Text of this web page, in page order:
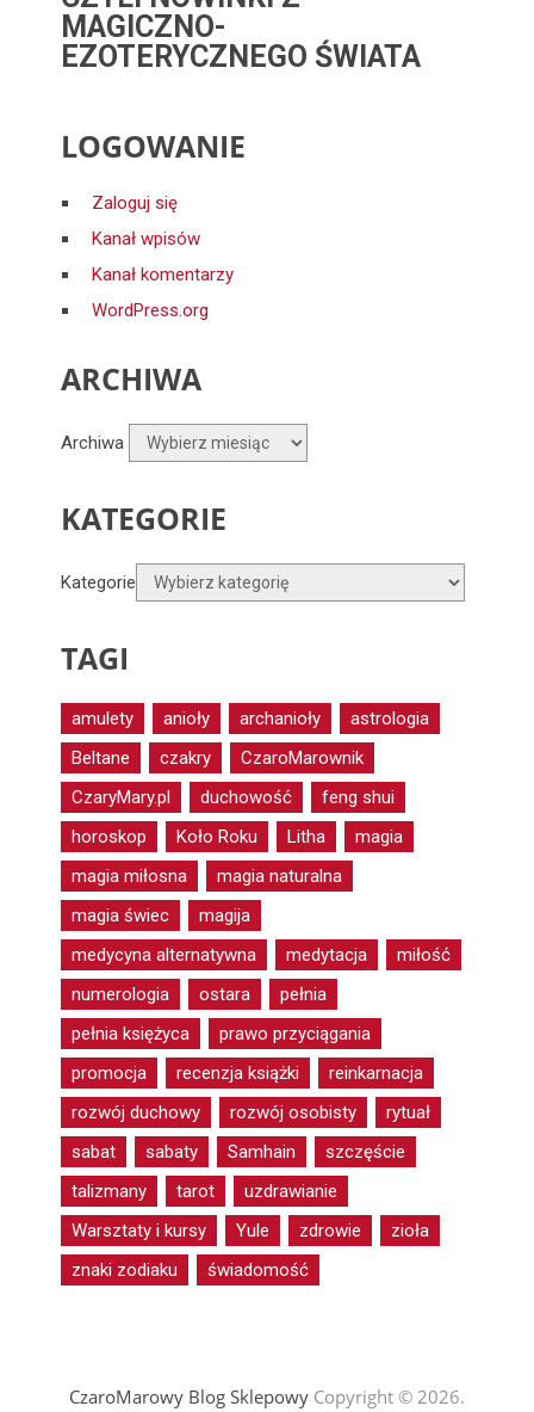
MAGICZNO-
EZOTERYCZNEGO ŚWIATA
LOGOWANIE
Zaloguj się
Kanał wpisów
Kanał komentarzy
WordPress.org
ARCHIWA
Archiwa
KATEGORIE
Kategorie
TAGI
amulety anioły archanioły
astrologia
Beltane
czakry
CzaroMarownik
CzaryMary.pl
duchowość
feng shui
horoskop
Koło Roku Litha
magia
magia miłosna
magia naturalna
magia świec
magija
medycyna alternatywna
medytacja
miłość
numerologia
ostara
pełnia
pełnia księżyca
prawo przyciągania
promocja
recenzja książki
reinkarnacja
rozwój duchowy
rozwój osobisty
rytuał
sabat
sabaty Samhain
szczęście
talizmany
tarot
uzdrawianie
Warsztaty i kursy
Yule zdrowie
zioła
znaki zodiaku
świadomość
CzaroMarowy Blog SklepowyCopyright © 2026.